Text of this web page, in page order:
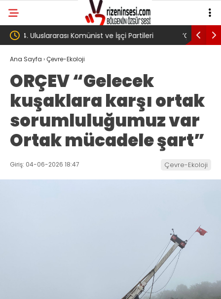
‘Çerçeve yasa’ kanun teklifi Adalet
Komisyonu’ndan geçti
AKP’li
Ana Sayfa ›Çevre-Ekoloji
ORÇEV “Gelecek
kuşaklara karşı ortak
sorumluluğumuz var
Ortak mücadele şart”
Giriş: 04-06-2026 18:47 Çevre-Ekoloji